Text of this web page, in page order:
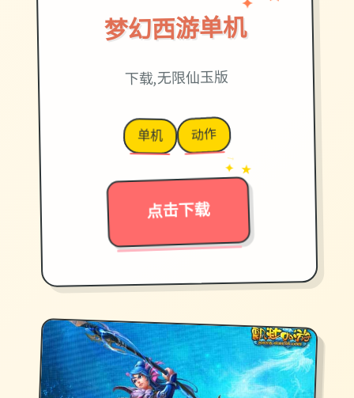
梦幻西游单机
★
下载,无限仙玉版
单机 动作
点击下载
→
✦ ★